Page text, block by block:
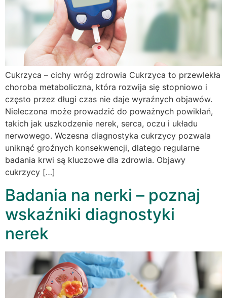
Cukrzyca – cichy wróg zdrowia Cukrzyca to przewlekła
choroba metaboliczna, która rozwija się stopniowo i
często przez długi czas nie daje wyraźnych objawów.
Nieleczona może prowadzić do poważnych powikłań,
takich jak uszkodzenie nerek, serca, oczu i układu
nerwowego. Wczesna diagnostyka cukrzycy pozwala
uniknąć groźnych konsekwencji, dlatego regularne
badania krwi są kluczowe dla zdrowia. Objawy
cukrzycy […]
Badania na nerki – poznaj
wskaźniki diagnostyki
nerek